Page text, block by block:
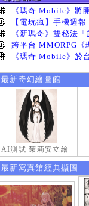
最新奇幻繪圖館
AI測試 茉莉安立繪
最新寫真館經典擷圖